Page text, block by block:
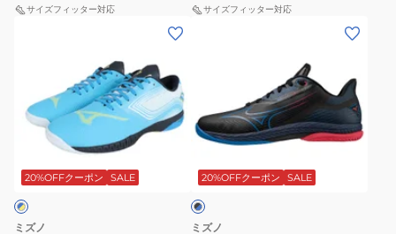
ウ
ラ
EL2
81GA250112
サイズフィッター対応
WAVE
81GA250101
サイズフィッター対応
デ
ス)
卓
球
20%OFFクーポン SALE
ミズノ
ィ
ス)
卓
球
20%OFFクーポン SALE
ブ
ラ
ッ
ミズノ